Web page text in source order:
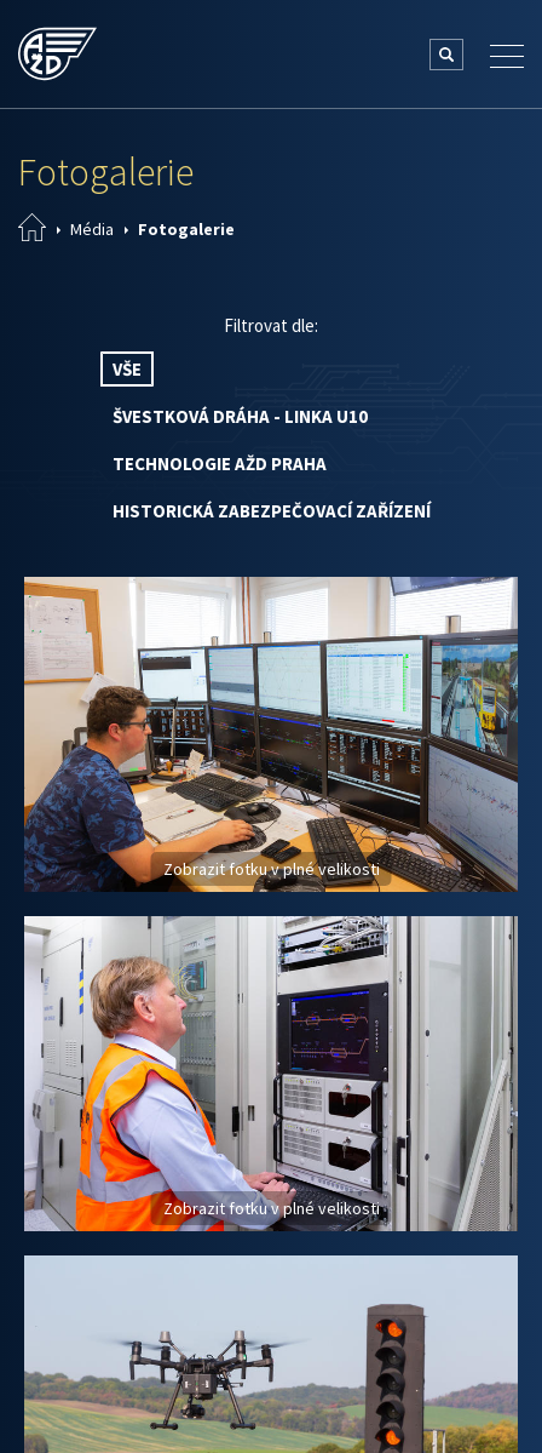
Fotogalerie
Média Fotogalerie
Filtrovat dle:
VŠE
ŠVESTKOVÁ DRÁHA - LINKA U10
TECHNOLOGIE AŽD PRAHA
HISTORICKÁ ZABEZPEČOVACÍ ZAŘÍZENÍ
Zobrazit fotku v plné velikosti
Zobrazit fotku v plné velikosti